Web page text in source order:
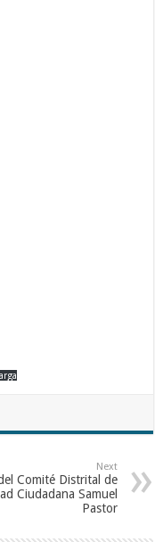
Next
Comité Distrital de
Ciudadana Samuel
Pastor